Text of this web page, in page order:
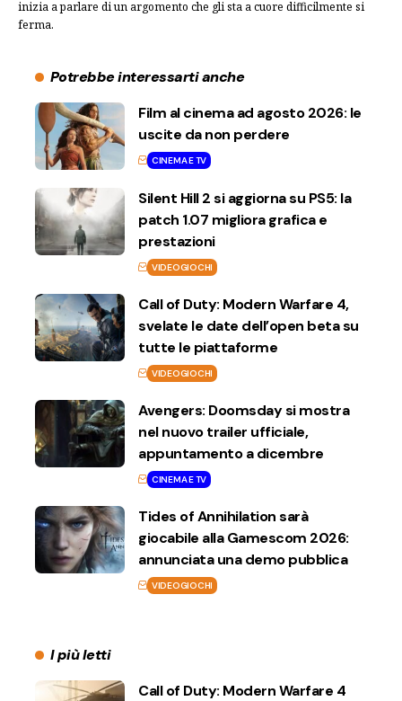
inizia a parlare di un argomento che gli sta a cuore difficilmente si
ferma.
Potrebbe interessarti anche
Film al cinema ad agosto 2026: le
uscite da non perdere
CINEMA E TV
Silent Hill 2 si aggiorna su PS5: la
patch 1.07 migliora grafica e
prestazioni
VIDEOGIOCHI
Call of Duty: Modern Warfare 4,
svelate le date dell’open beta su
tutte le piattaforme
VIDEOGIOCHI
Avengers: Doomsday si mostra
nel nuovo trailer ufficiale,
appuntamento a dicembre
CINEMA E TV
Tides of Annihilation sarà
giocabile alla Gamescom 2026:
annunciata una demo pubblica
VIDEOGIOCHI
I più letti
Call of Duty: Modern Warfare 4